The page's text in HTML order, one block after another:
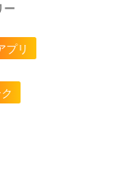
ー
プリ